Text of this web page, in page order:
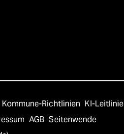
Kommune-Richtlinien KI-Leitlinie
AGB Seitenwende